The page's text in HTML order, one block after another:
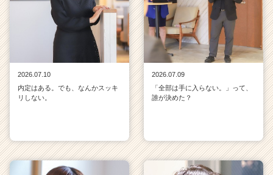
2026.07.10
内定はある。でも、なんかスッキ
リしない。
2026.07.09
「全部は手に入らない。」って、
誰が決めた？